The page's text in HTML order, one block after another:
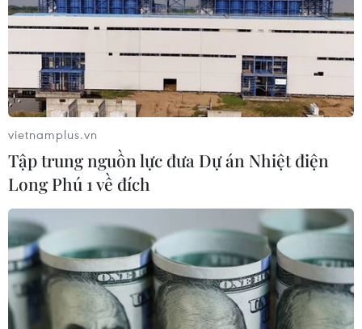
TIN CÙNG CHUYÊN MỤC
Ngành đường sắt hướng tới mục tiêu
1.500 container vận tải liên vận
Trung Quốc
vietnamplus.vn
Tập trung nguồn lực đưa Dự án Nhiệt điện
Long Phú 1 về đích